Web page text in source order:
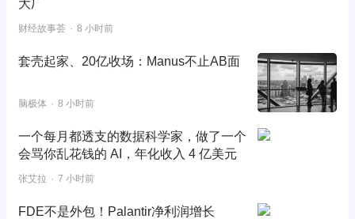
大厂
财经故事荟 8 小时前
套壳起家、20亿收场：Manus不止AB面
脑极体 8 小时前
一个每月都透支的数据科学家，做了一个
会骂你乱花钱的 AI，年化收入 4 亿美元
张艾拉 7 小时前
FDE不是外包！Palantir净利润增长